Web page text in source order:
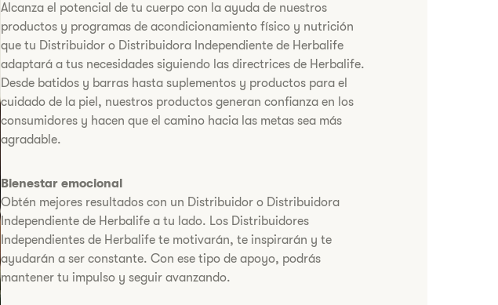
Alcanza el potencial de tu cuerpo con la ayuda de nuestros
productos y programas de acondicionamiento físico y nutrición
que tu Distribuidor o Distribuidora Independiente de Herbalife
adaptará a tus necesidades siguiendo las directrices de Herbalife.
Desde batidos y barras hasta suplementos y productos para el
cuidado de la piel, nuestros productos generan confianza en los
consumidores y hacen que el camino hacia las metas sea más
agradable.
​Bienestar emocional
​Obtén mejores resultados con un Distribuidor o Distribuidora
Independiente de Herbalife a tu lado. Los Distribuidores
Independientes de Herbalife te motivarán, te inspirarán y te
ayudarán a ser constante. Con ese tipo de apoyo, podrás
mantener tu impulso y seguir avanzando.